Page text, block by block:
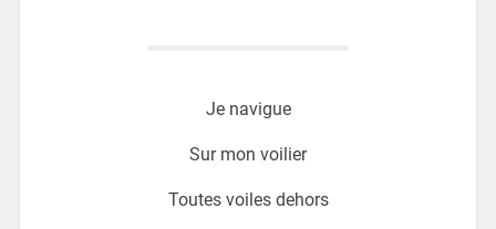
Je navigue
Sur mon voilier
Toutes voiles dehors